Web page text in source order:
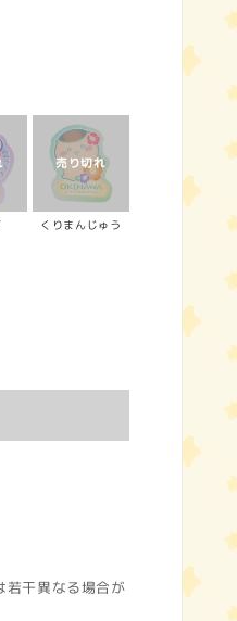
くりまんじゅう
干異なる場合が